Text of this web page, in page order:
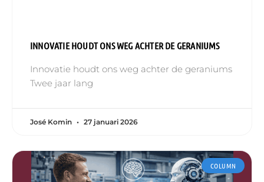
INNOVATIE HOUDT ONS WEG ACHTER DE GERANIUMS
Innovatie houdt ons weg achter de geraniums
Twee jaar lang
José Komin 27 januari 2026
COLUMN